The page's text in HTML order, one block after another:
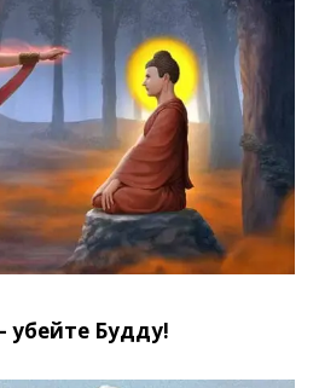
убейте Будду!